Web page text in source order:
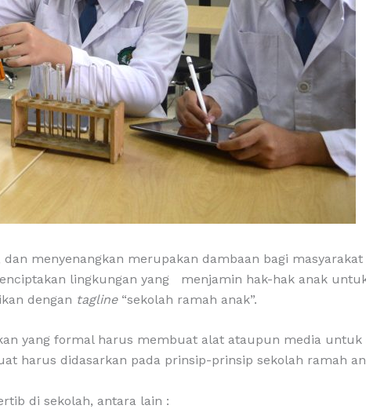
menyenangkan merupakan dambaan bagi masyarakat
lingkungan yang menjamin hak-hak anak
dengan tagline“sekolah ramah anak”.
yang formal harus membuat alat ataupun media untuk
harus didasarkan pada prinsip-prinsip sekolah ramah
di sekolah, antara lain :